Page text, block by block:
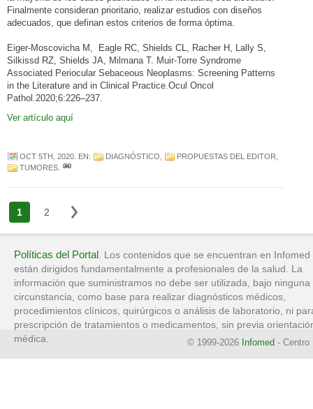
Finalmente consideran prioritario, realizar estudios con diseños
adecuados, que definan estos criterios de forma óptima.
Eiger-Moscovicha M, Eagle RC, Shields CL, Racher H, Lally S,
Silkissd RZ, Shields JA, Milmana T. Muir-Torre Syndrome
Associated Periocular Sebaceous Neoplasms: Screening Patterns
in the Literature and in Clinical Practice.Ocul Oncol
Pathol.2020;6:226–237.
Ver artículo aquí
OCT 5TH, 2020 . EN: DIAGNÓSTICO PROPUESTAS DEL EDITOR
TUMORES
1 2
Políticas del Portal. Los contenidos que se encuentran en Infomed
están dirigidos fundamentalmente a profesionales de la salud. La
información que suministramos no debe ser utilizada, bajo ninguna
circunstancia, como base para realizar diagnósticos médicos,
procedimientos clínicos, quirúrgicos o análisis de laboratorio, ni
prescripción de tratamientos o medicamentos, sin previa
médica.
© 1999-2026 Infomed - Centro